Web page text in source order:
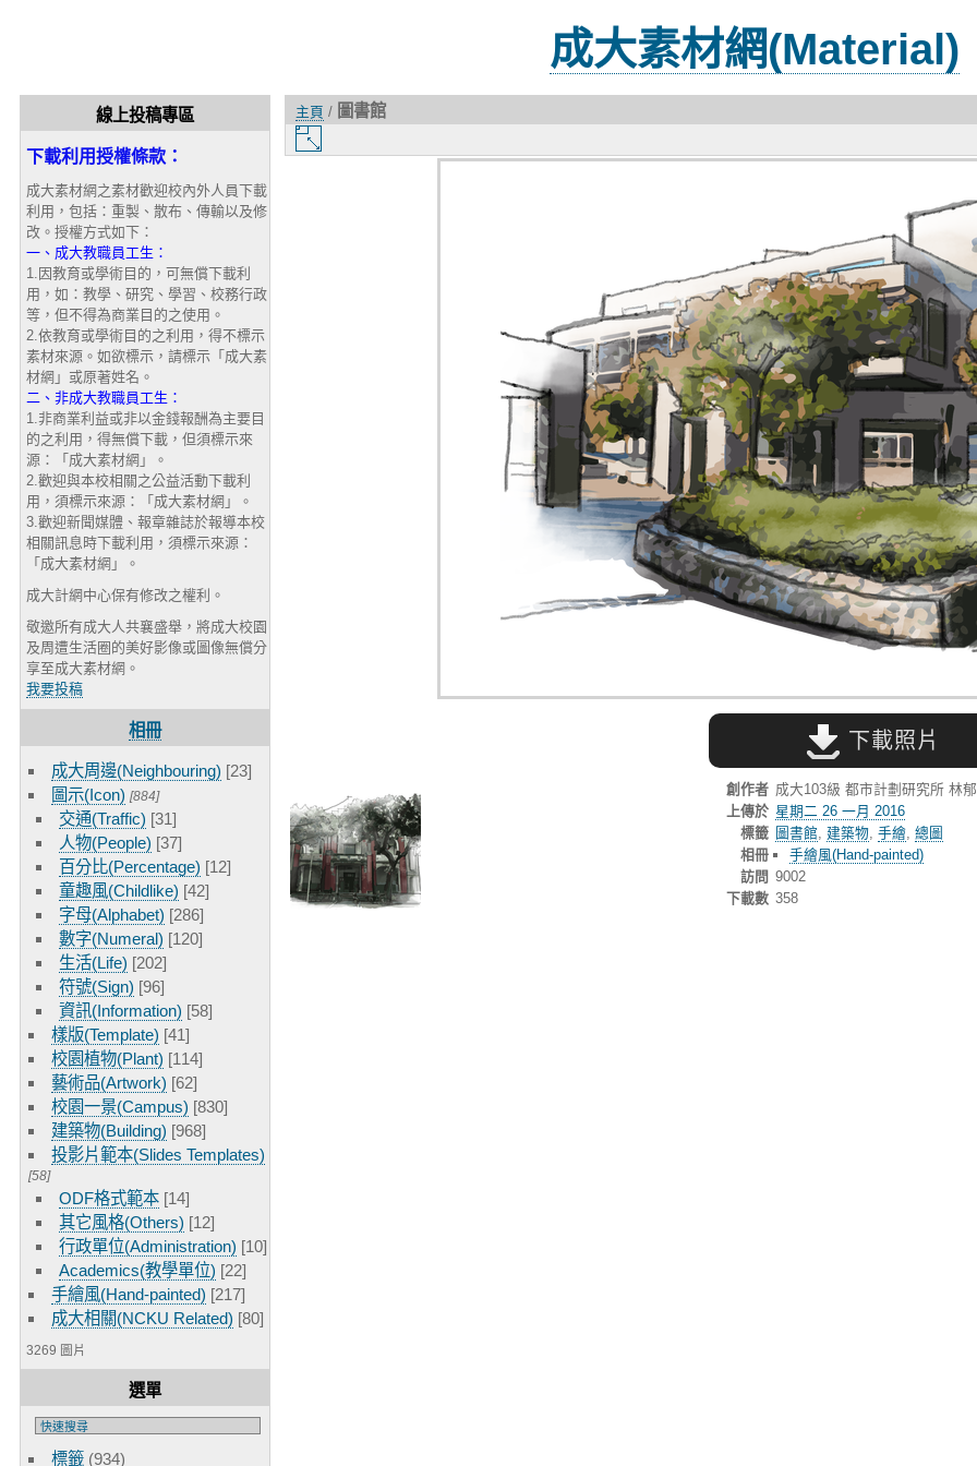
成大素材網(Material)
線上投稿專區
下載利用授權條款：
成大素材網之素材歡迎校內外人員下載
利用，包括：重製、散布、傳輸以及修
改。授權方式如下：
一、成大教職員工生：
1.因教育或學術目的，可無償下載利
用，如：教學、研究、學習、校務行政
等，但不得為商業目的之使用。
2.依教育或學術目的之利用，得不標示
素材來源。如欲標示，請標示「成大素
材網」或原著姓名。
二、非成大教職員工生：
1.非商業利益或非以金錢報酬為主要目
的之利用，得無償下載，但須標示來
源：「成大素材網」。
2.歡迎與本校相關之公益活動下載利
用，須標示來源：「成大素材網」。
3.歡迎新聞媒體、報章雜誌於報導本校
相關訊息時下載利用，須標示來源：
「成大素材網」。
成大計網中心保有修改之權利。
敬邀所有成大人共襄盛舉，將成大校園
及周遭生活圈的美好影像或圖像無償分
享至成大素材網。
我要投稿
相冊
成大周邊(Neighbouring) [23]
圖示(Icon) [884]
交通(Traffic) [31]
人物(People) [37]
百分比(Percentage) [12]
童趣風(Childlike) [42]
字母(Alphabet) [286]
數字(Numeral) [120]
生活(Life) [202]
符號(Sign) [96]
資訊(Information) [58]
樣版(Template) [41]
校園植物(Plant) [114]
藝術品(Artwork) [62]
校園一景(Campus) [830]
建築物(Building) [968]
投影片範本(Slides Templates)
[58]
ODF格式範本 [14]
其它風格(Others) [12]
行政單位(Administration) [10]
Academics(教學單位) [22]
手繪風(Hand-painted) [217]
成大相關(NCKU Related) [80]
3269 圖片
選單
標籤 (934)
主頁 / 圖書館
片
下載照片
創作者 成大103級 都市計劃研究所 林
上傳於 星期二 26 一月 2016
標籤 圖書館 建築物 手繪 總圖
相冊
手繪風(Hand-painted)
訪問 9002
下載數 358